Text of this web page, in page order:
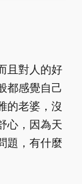
且對人的好
都感覺自己
的老婆，沒
心，因為天
題，有什麼